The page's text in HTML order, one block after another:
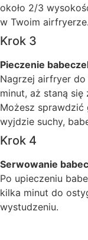
około 2/3
w Twoim airfryerze.
Krok 3
Pieczenie
Nagrzej airfryer do
minut, aż staną się
Możesz
wyjdzie suchy,
Krok 4
Serwowanie
Po upieczeniu
kilka minut do
wystudzeniu.